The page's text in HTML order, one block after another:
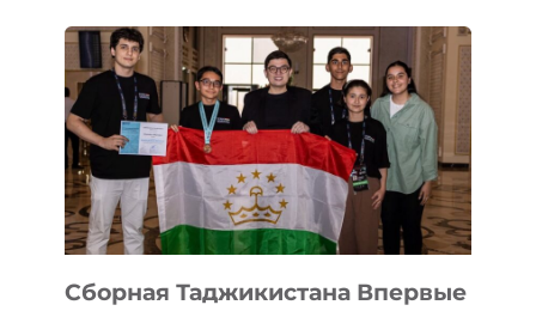
ASTANA
ПРЕДСТАВИЛИ
АРТ-
ФИЛЬМ
TENGRIDA:
CYBER
STEPPE
Сборная Таджикистана Впервые